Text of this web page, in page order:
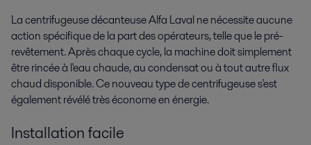
La centrifugeuse décanteuse Alfa Laval ne nécessite aucune
action spécifique de la part des opérateurs, telle que le pré-
revêtement. Après chaque cycle, la machine doit simplement
être rincée à l'eau chaude, au condensat ou à tout autre flux
chaud disponible. Ce nouveau type de centrifugeuse s'est
également révélé très économe en énergie.
Installation facile